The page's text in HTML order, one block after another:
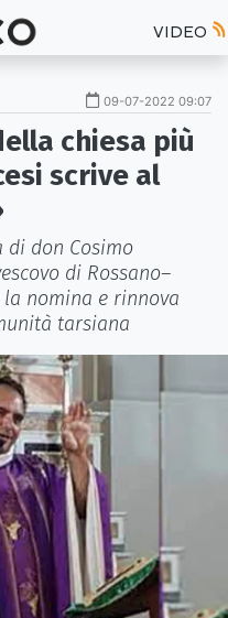
VIDEO
09-07-2022 09:07
chiesa più
scrive al
di don Cosimo
di Rossano–
nomina e rinnova
tarsiana